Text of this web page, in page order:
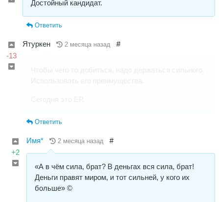
Достойный кандидат.
Ответить
-13
Ятуркен 2 месяца назад #
Ответить
+2
Имя* 2 месяца назад #
«А в чём сила, брат? В деньгах вся сила, брат!
Деньги правят миром, и тот сильней, у кого их
больше» ©